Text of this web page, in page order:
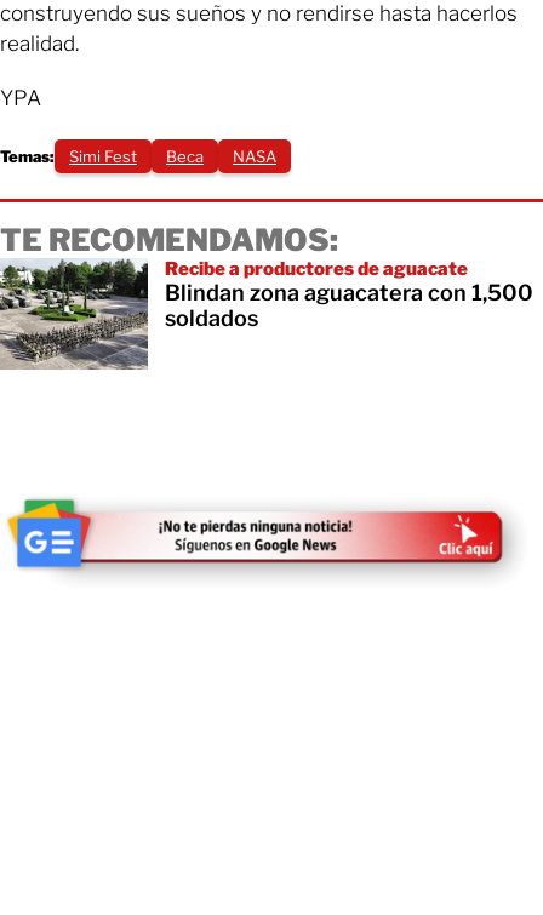
construyendo sus sueños y no rendirse hasta hacerlos
realidad.
YPA
Temas: Simi Fest Beca NASA
TE RECOMENDAMOS:
Recibe a productores de aguacate
Blindan zona aguacatera con 1,500
soldados